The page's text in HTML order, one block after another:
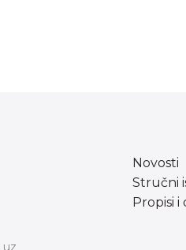
uz
Novosti
Stručni
Propisi